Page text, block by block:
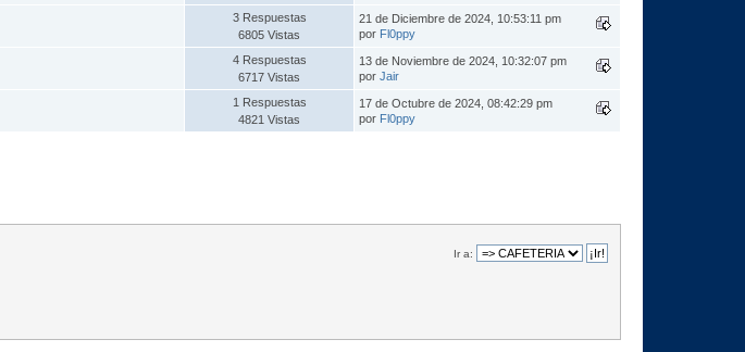
3 Respuestas
6805 Vistas
21 de Diciembre de 2024, 10:53:11 pm
por Fl0ppy
4 Respuestas
6717 Vistas
13 de Noviembre de 2024, 10:32:07 pm
porJair
1 Respuestas
4821 Vistas
17 de Octubre de 2024, 08:42:29 pm
por Fl0ppy
Ir a: